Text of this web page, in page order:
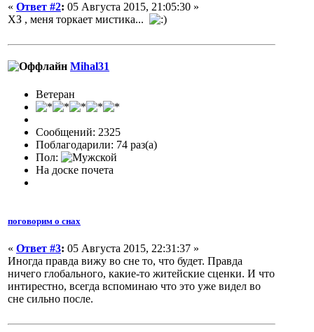
« Ответ #2: 05 Августа 2015, 21:05:30 »
ХЗ , меня торкает мистика...
Mihal31
Ветеран
Сообщений: 2325
Поблагодарили: 74 раз(а)
Пол:
На доске почета
поговорим о снах
« Ответ #3: 05 Августа 2015, 22:31:37 »
Иногда правда вижу во сне то, что будет. Правда
ничего глобального, какие-то житейские сценки. И что
интирестно, всегда вспоминаю что это уже видел во
сне сильно после.